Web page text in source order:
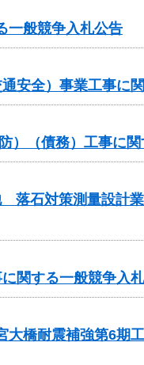
一般競争入札公告
安全）事業工事に
）（債務）工事に
石対策測量設計
関する一般競争入
橋耐震補強第6期